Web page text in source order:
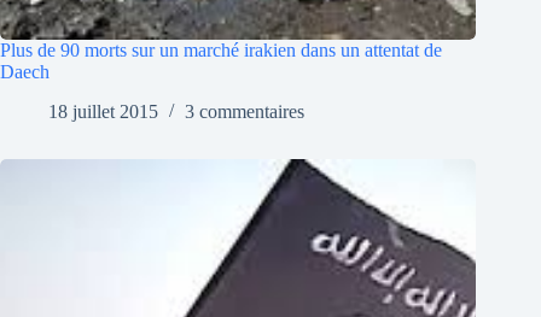
Plus de 90 morts sur un marché irakien dans un attentat de
Daech
18 juillet 2015
3 commentaires